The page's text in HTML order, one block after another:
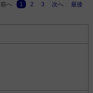
前へ 1 2 3 次へ 最後